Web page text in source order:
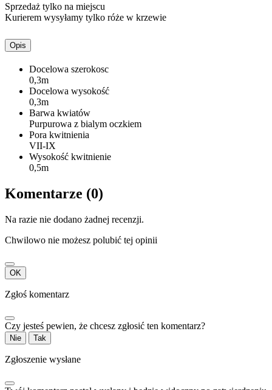
Sprzedaż tylko na miejscu
Kurierem wysyłamy tylko róże w krzewie
Opis
Docelowa szerokosc
0,3m
Docelowa wysokość
0,3m
Barwa kwiatów
Purpurowa z bialym oczkiem
Pora kwitnienia
VII-IX
Wysokość kwitnienie
0,5m
Komentarze (0)
Na razie nie dodano żadnej recenzji.
Chwilowo nie możesz polubić tej opinii
OK
Zgłoś komentarz
Czy jesteś pewien, że chcesz zgłosić ten komentarz?
Nie Tak
Zgłoszenie wysłane